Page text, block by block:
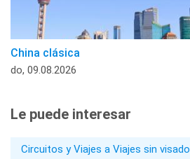
China clásica
do, 09.08.2026
Le puede interesar
Circuitos y Viajes a Viajes sin visado